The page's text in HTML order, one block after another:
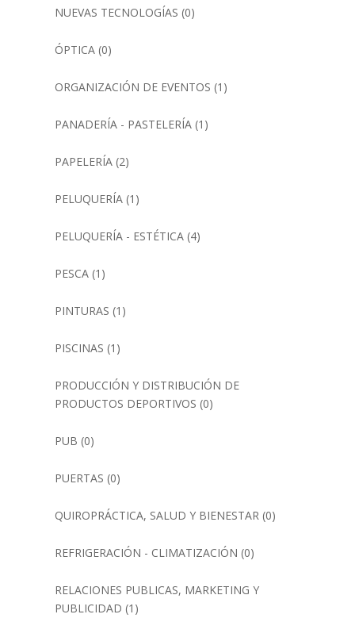
NUEVAS TECNOLOGÍAS (0)
ÓPTICA(0)
ORGANIZACIÓN DE EVENTOS (1)
PANADERÍA - PASTELERÍA(1)
PAPELERÍA(2)
PELUQUERÍA(1)
PELUQUERÍA - ESTÉTICA(4)
PESCA(1)
PINTURAS (1)
PISCINAS (1)
PRODUCCIÓN Y DISTRIBUCIÓN DE
PRODUCTOS DEPORTIVOS (0)
PUB (0)
PUERTAS (0)
QUIROPRÁCTICA, SALUD Y BIENESTAR (0)
REFRIGERACIÓN - CLIMATIZACIÓN (0)
RELACIONES PUBLICAS, MARKETING Y
PUBLICIDAD (1)